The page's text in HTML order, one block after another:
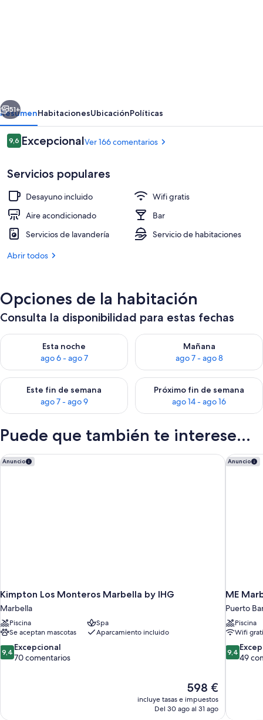
Adults
Only
Terraza o patio
Siguiente
51+
ResumenHabitacionesUbicaciónPolíticas
Comentarios
9,69,6 de 10
ExcepcionalVer 166 comentarios
Servicios populares
Desayuno incluido
Wifi gratis
Aire acondicionado
Bar
Servicios de lavandería
Servicio de habitaciones
Abrir todos
Opciones de la habitación
Consulta la disponibilidad para estas fechas
Esta noche
ago 6 - ago 7
Consulta la disponibilidad para esta noche, ago 6 - ago 7
Mañana
ago 7 - ago 8
Consulta la disponibilidad
Este fin de semana
ago 7 - ago 9
Consulta la disponibilidad para este fin de semana, ago 7 -
Próximo fin de semana
ago 14 - ago 16
Consulta la disponibilidad
Puede que también te interese...
Anuncio
Kimpton Los Monteros Marbella by IHG
Marbella
Piscina
Spa
Se aceptan mascotas
Aparcamiento incluido
9.4
sobre
9,4 Excepcional
70 comentarios
El
precio
actual
598 €
incluye tasas e impuestos
Del 30 ago al 31 ago
Kimpton Los Monteros Marbella by IHG Anuncio
ME
Puerto
Piscina
Wifi
9.4
sobre
9,4
49
ME